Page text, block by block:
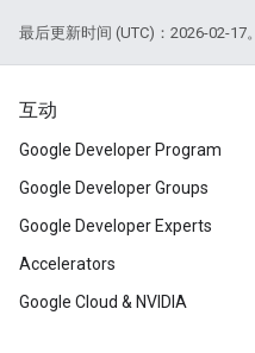
最后更新时间 (UTC)：2026-02-17。
互动
Google Developer Program
Google Developer Groups
Google Developer Experts
Accelerators
Google Cloud & NVIDIA